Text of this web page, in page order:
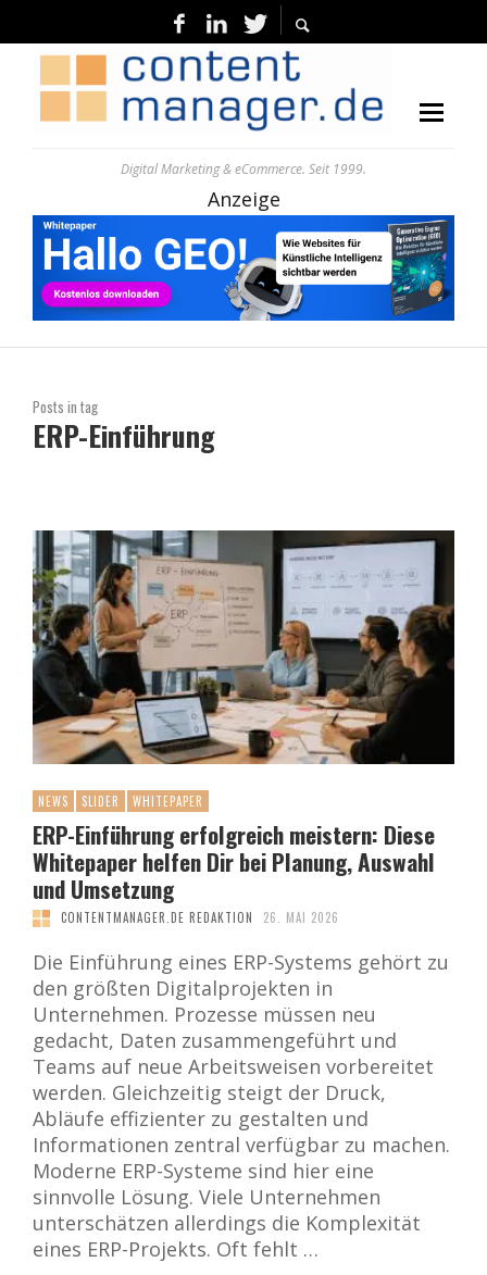
Digital Marketing & eCommerce. Seit 1999.
Anzeige
Posts in tag
ERP-Einführung
NEWS SLIDER WHITEPAPER
ERP-Einführung erfolgreich meistern: Diese
Whitepaper helfen Dir bei Planung, Auswahl
und Umsetzung
CONTENTMANAGER.DE REDAKTION 26. MAI 2026
Die Einführung eines ERP-Systems gehört zu
den größten Digitalprojekten in
Unternehmen. Prozesse müssen neu
gedacht, Daten zusammengeführt und
Teams auf neue Arbeitsweisen vorbereitet
werden. Gleichzeitig steigt der Druck,
Abläufe effizienter zu gestalten und
Informationen zentral verfügbar zu machen.
Moderne ERP-Systeme sind hier eine
sinnvolle Lösung. Viele Unternehmen
unterschätzen allerdings die Komplexität
eines ERP-Projekts. Oft fehlt …